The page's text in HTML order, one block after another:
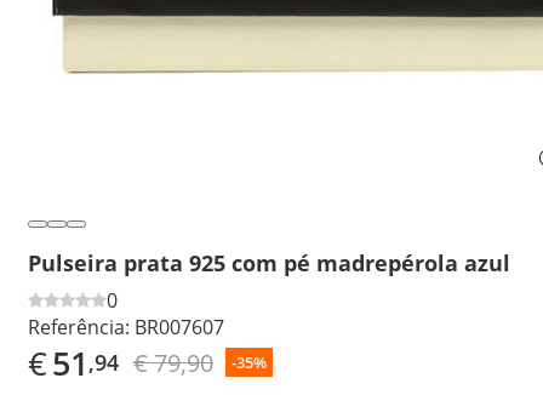
Pulseira prata 925 com pé madrepérola azul
0
Referência: BR007607
€51 ,94 € 79,90 -35%